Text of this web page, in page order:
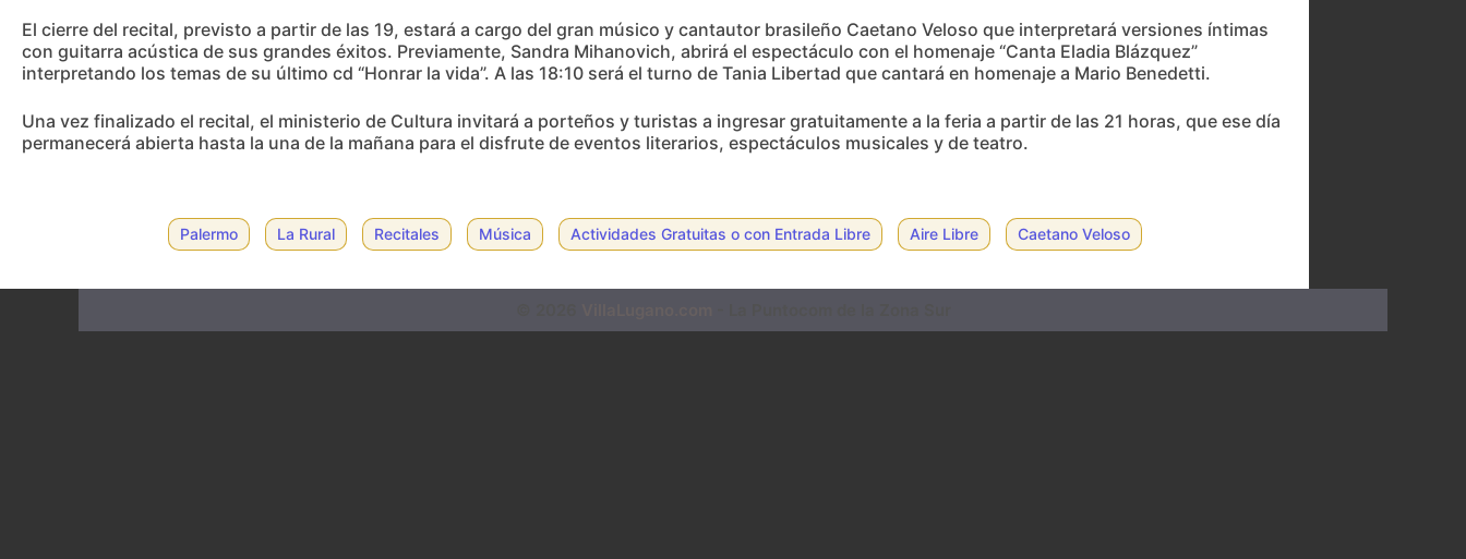
El cierre del recital, previsto a partir de las 19, estará a cargo del gran músico y cantautor brasileño Caetano Veloso que interpretará versiones íntimas
con guitarra acústica de sus grandes éxitos. Previamente, Sandra Mihanovich, abrirá el espectáculo con el homenaje “Canta Eladia Blázquez”
interpretando los temas de su último cd “Honrar la vida”. A las 18:10 será el turno de Tania Libertad que cantará en homenaje a Mario Benedetti.
Una vez finalizado el recital, el ministerio de Cultura invitará a porteños y turistas a ingresar gratuitamente a la feria a partir de las 21 horas, que ese día
permanecerá abierta hasta la una de la mañana para el disfrute de eventos literarios, espectáculos musicales y de teatro.
Palermo La Rural Recitales Música Actividades Gratuitas o con Entrada Libre Aire Libre Caetano Veloso